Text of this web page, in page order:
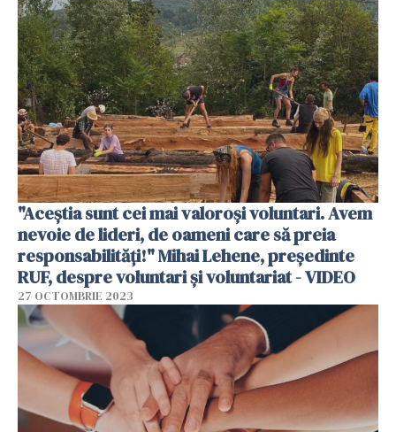
"Aceștia sunt cei mai valoroși voluntari. Avem
nevoie de lideri, de oameni care să preia
responsabilități!" Mihai Lehene, președinte
RUF, despre voluntari și voluntariat - VIDEO
27 OCTOMBRIE 2023